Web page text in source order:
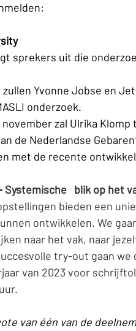
sprekers uit die
Yvonne Jobse en
onderzoek.
zal Ulrika
de Nederlandse
met de recente
Systemische   blik op het
bieden een
ontwikkelen. We
naar het vak, naar
try-out gaan
van 2023 voor